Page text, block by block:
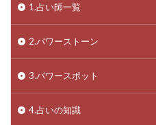
1.占い師一覧
2.パワーストーン
3.パワースポット
4.占いの知識